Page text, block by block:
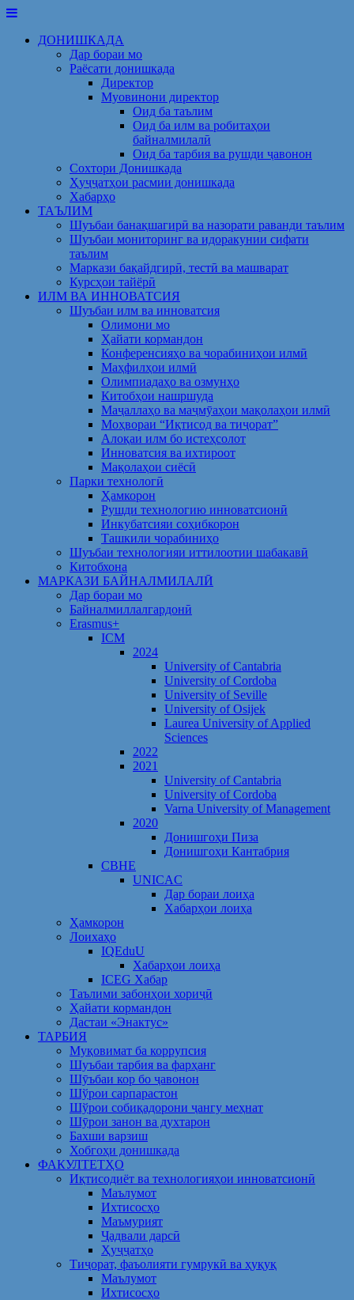
Skip
contentДОНИШКАДА
Дар бораи мо
Раёсати донишкада
Директор
Муовинони директор
Оид ба таълим
Оид ба илм ва робитаҳои
байналмилалӣ
Оид ба тарбия ва рушди ҷавонон
Сохтори Донишкада
Ҳуҷҷатҳои расмии донишкада
Хабарҳо
ТАЪЛИМ
Шуъбаи банақшагирӣ ва назорати раванди таълим
Шуъбаи мониторинг ва идоракунии сифати
таълим
Маркази бақайдгирӣ, тестӣ ва машварат
Курсҳои тайёрӣ
ИЛМ ВА ИННОВАТСИЯ
Шуъбаи илм ва инноватсия
Олимони мо
Ҳайати кормандон
Конференсияҳо ва чорабиниҳои илмӣ
Маҳфилҳои илмӣ
Олимпиадаҳо ва озмунҳо
Китобҳои нашршуда
Маҷаллаҳо ва маҷмӯаҳои мақолаҳои илмӣ
Моҳвораи “Иқтисод ва тиҷорат”
Алоқаи илм бо истеҳсолот
Инноватсия ва ихтироот
Мақолаҳои сиёсӣ
Парки технологӣ
Ҳамкорон
Рушди технологию инноватсионӣ
Инкубатсияи соҳибкорон
Ташкили чорабиниҳо
Шуъбаи технологияи иттилоотии шабакавӣ
Китобхона
МАРКАЗИ БАЙНАЛМИЛАЛӢ
Дар бораи мо
Байналмиллалгардонӣ
Erasmus+
ICM
2024
University of Cantabria
University of Cordoba
University of Seville
University of Osijek
Laurea University of Applied
Sciences
2022
2021
University of Cantabria
University of Cordoba
Varna University of Management
2020
Донишгоҳи Пиза
Донишгоҳи Кантабрия
CBHE
UNICAC
Дар бораи лоиҳа
Хабарҳои лоиҳа
Ҳамкорон
Лоихаҳо
IQEduU
Хабарҳои лоиҳа
ICEG Хабар
Таълими забонҳои хориҷӣ
Ҳайати кормандон
Дастаи «Энактус»
ТАРБИЯ
Муқовимат ба коррупсия
Шуъбаи тарбия ва фарҳанг
Шӯъбаи кор бо ҷавонон
Шўрои сарпарастон
Шўрои собиқадорони ҷангу меҳнат
Шӯрои занон ва духтарон
Бахши варзиш
Хобгоҳи донишкада
ФАКУЛТЕТҲО
Иқтисодиёт ва технологияҳои инноватсионӣ
Маълумот
Ихтисосҳо
Маъмурият
Ҷадвали дарсӣ
Ҳуҷҷатҳо
Тиҷорат, фаъолияти гумрукӣ ва ҳуқуқ
Маълумот
Ихтисосҳо